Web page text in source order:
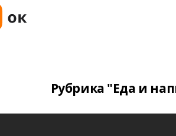
Рубрика "Еда и